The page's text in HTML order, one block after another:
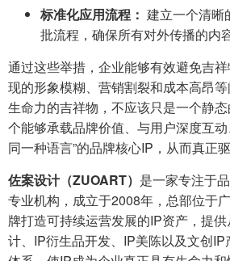
标准化应用流程： 建立一个清晰
批流程，确保所有对外传播的内
通过这些举措，企业能够有效避免吉
现的形象模糊、营销割裂和成本高昂
生命力的吉祥物，不应该只是一个静
个能够承载品牌价值、与用户深度互
同一种语言”的品牌核心IP，从而真正
佐案设计（ZUOART） 是一家专注于
专业机构，成立于2008年，总部位于
牌打造可持续运营发展的IP资产，提
计、IP衍生品开发、IP美陈以及文创